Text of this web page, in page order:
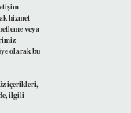
hizmet
veya
olarak bu
içerikleri,
ilgili